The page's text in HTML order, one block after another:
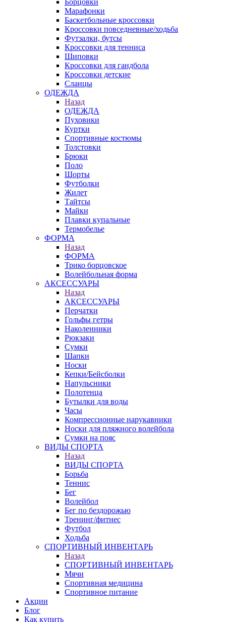
Борцовки
Марафонки
Баскетбольные кроссовки
Кроссовки повседневные/ходьба
Футзалки, бутсы
Кроссовки для тенниса
Шиповки
Кроссовки для гандбола
Кроссовки детские
Сланцы
ОДЕЖДА
Назад
ОДЕЖДА
Пуховики
Куртки
Спортивные костюмы
Толстовки
Брюки
Поло
Шорты
Футболки
Жилет
Тайтсы
Майки
Плавки купальные
Термобелье
ФОРМА
Назад
ФОРМА
Трико борцовское
Волейбольная форма
АКСЕССУАРЫ
Назад
АКСЕССУАРЫ
Перчатки
Гольфы гетры
Наколенники
Рюкзаки
Сумки
Шапки
Носки
Кепки/Бейсболки
Напульсники
Полотенца
Бутылки для воды
Часы
Компрессионные нарукавники
Носки для пляжного волейбола
Сумки на пояс
ВИДЫ СПОРТА
Назад
ВИДЫ СПОРТА
Борьба
Теннис
Бег
Волейбол
Бег по бездорожью
Тренинг/фитнес
Футбол
Ходьба
СПОРТИВНЫЙ ИНВЕНТАРЬ
Назад
СПОРТИВНЫЙ ИНВЕНТАРЬ
Мячи
Спортивная медицина
Спортивное питание
Акции
Блог
Как купить